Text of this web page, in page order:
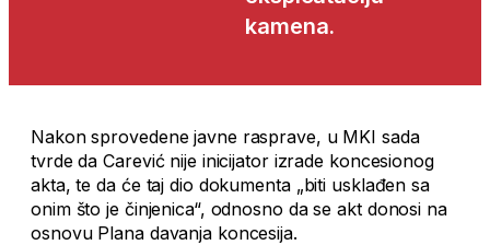
kamena.
Nakon sprovedene javne rasprave, u MKI sada
tvrde da Carević nije inicijator izrade koncesionog
akta, te da će taj dio dokumenta „biti usklađen sa
onim što je činjenica“, odnosno da se akt donosi na
osnovu Plana davanja koncesija.